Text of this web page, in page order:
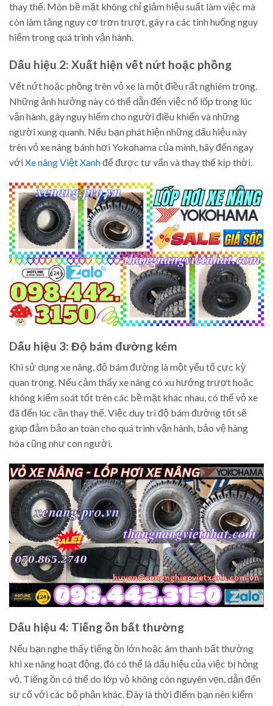
thay thế. Mòn bề mặt không chỉ giảm hiệu suất làm việc mà
còn làm tăng nguy cơ trơn trượt, gây ra các tình huống nguy
hiểm trong quá trình vận hành.
Dấu hiệu 2: Xuất hiện vết nứt hoặc phồng
Vết nứt hoặc phồng trên vỏ xe là một điều rất nghiêm trọng.
Những ảnh hưởng này có thể dẫn đến việc nổ lốp trong lúc
vận hành, gây nguy hiểm cho người điều khiển và những
người xung quanh. Nếu bạn phát hiện những dấu hiệu này
trên vỏ xe nâng bánh hơi Yokohama của mình, hãy đến ngay
vớiXe nâng Việt Xanhđể được tư vấn và thay thế kịp thời.
Dấu hiệu 3: Độ bám đường kém
Khi sử dụng xe nâng, độ bám đường là một yếu tố cực kỳ
quan trọng. Nếu cảm thấy xe nâng có xu hướng trượt hoặc
không kiểm soát tốt trên các bề mặt khác nhau, có thể vỏ xe
đã đến lúc cần thay thế. Việc duy trì độ bám đường tốt sẽ
giúp đảm bảo an toàn cho quá trình vận hành, bảo vệ hàng
hóa cũng như con người.
Dấu hiệu 4: Tiếng ồn bất thường
Nếu bạn nghe thấy tiếng ồn lớn hoặc âm thanh bất thường
khi xe nâng hoạt động, đó có thể là dấu hiệu của việc bị hỏng
vỏ. Tiếng ồn có thể do lớp vỏ không còn nguyên vẹn, dẫn đến
sự cố với các bộ phận khác. Đây là thời điểm bạn nên kiểm